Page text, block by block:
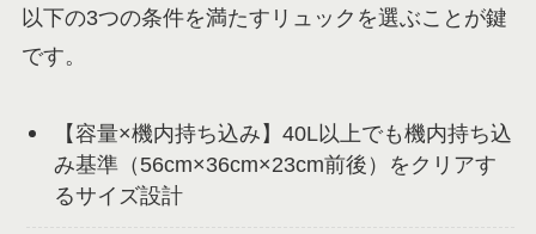
以下の3つの条件を満たすリュックを選ぶことが鍵
です。
【容量×機内持ち込み】40L以上でも機内持ち込
み基準（56cm×36cm×23cm前後）をクリアす
るサイズ設計